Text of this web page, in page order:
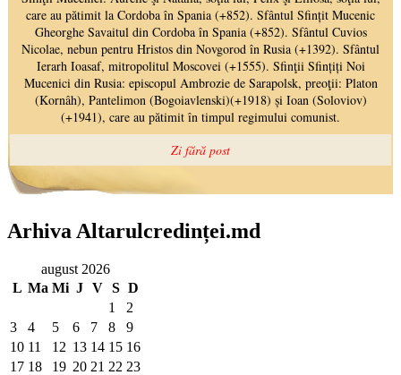
Arhiva Altarulcredinței.md
august 2026
L Ma Mi J V S D
1
2
3
4 5 6 7 8
9
10 11 12 13 14 15 16
17 18 19 20 21 22 23